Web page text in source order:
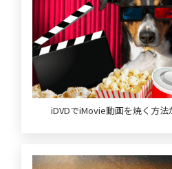
iDVDでiMovie動画を焼く方法